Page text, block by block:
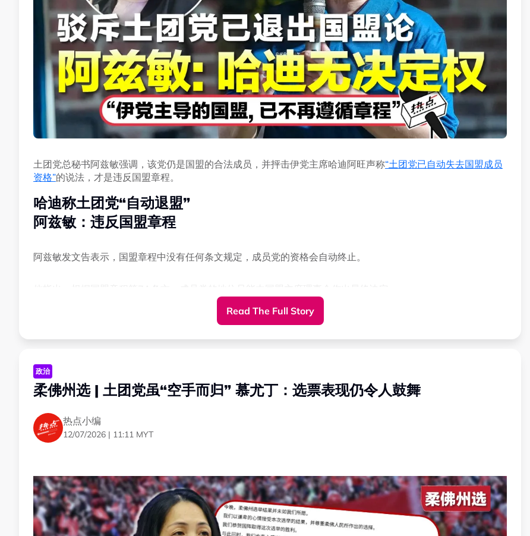
土团党总秘书阿兹敏强调，该党仍是国盟的合法成员，并抨击伊党主席哈迪阿旺声称“土团党已自动失去国盟成员
资格”的说法，才是违反国盟章程。
哈迪称土团党“自动退盟”
阿兹敏：违反国盟章程
阿兹敏发文告表示，国盟章程中没有任何条文规定，成员党的资格会自动终止。
“截至目前，主席理事会从未召开会议，来决定土团党在国盟的成员资格。因此，土团党仍是国盟的合法成员党。”
批哈迪不了解国盟章程
阿兹敏：他无权决定土团地位
阿兹敏进一步指出，哈迪阿旺无权单方面决定土团党在国盟的地位，也没有相关否决权。
他批评，哈迪阿旺发表相关言论，显示他对国盟章程缺乏基本了解。
区联委会会议中投票。”
指伊党主导后不再遵循章程
阿兹敏批国盟无视民主程序
Read The Full Story
政治
柔佛州选 | 土团党虽“空手而归” 慕尤丁：选票表现仍令人鼓舞
热点小编
12/07/2026 | 11:11 MYT